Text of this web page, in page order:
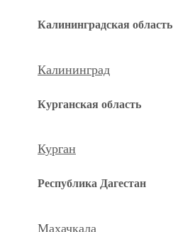
Калининградская область
Калининград
Курганская область
Курган
Республика Дагестан
Махачкала